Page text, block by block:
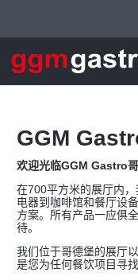
GGM
欢迎光临GGM Gastro
在700平方米的展厅内
电器到咖啡馆和餐厅设
方案。所有产品一应俱
待。
我们位于哥德堡的展厅
是您为任何餐饮项目寻